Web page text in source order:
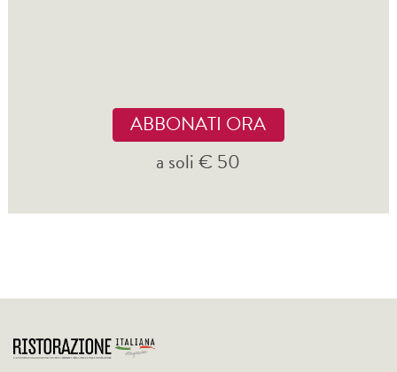
ABBONATI ORA
a soli € 50